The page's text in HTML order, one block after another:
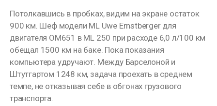
Потолкавшись в пробках, видим на экране остаток
900 км. Шеф модели ML Uwe Ernstberger для
двигателя OM651 в ML 250 при расходе 6,0 л/100 км
обещал 1500 км на баке. Пока показания
компьютера удручают. Между Барселоной и
Штутгартом 1248 км, задача проехать в среднем
темпе, не отказывая себе в обгонах грузового
транспорта.